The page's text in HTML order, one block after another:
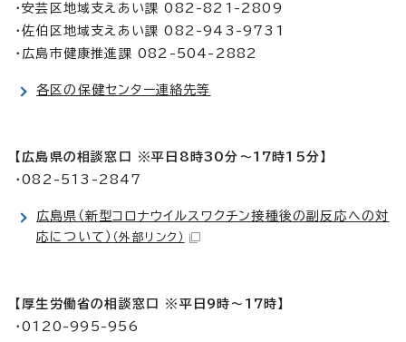
・安芸区地域支えあい課 082-821-2809
・佐伯区地域支えあい課 082-943-9731
・広島市健康推進課 082-504-2882
各区の保健センター連絡先等
【広島県の相談窓口 ※平日8時30分～17時15分】
・082-513-2847
広島県（新型コロナウイルスワクチン接種後の副反応への対
応について） （外部リンク）
【厚生労働省の相談窓口 ※平日9時～17時】
・0120-995-956